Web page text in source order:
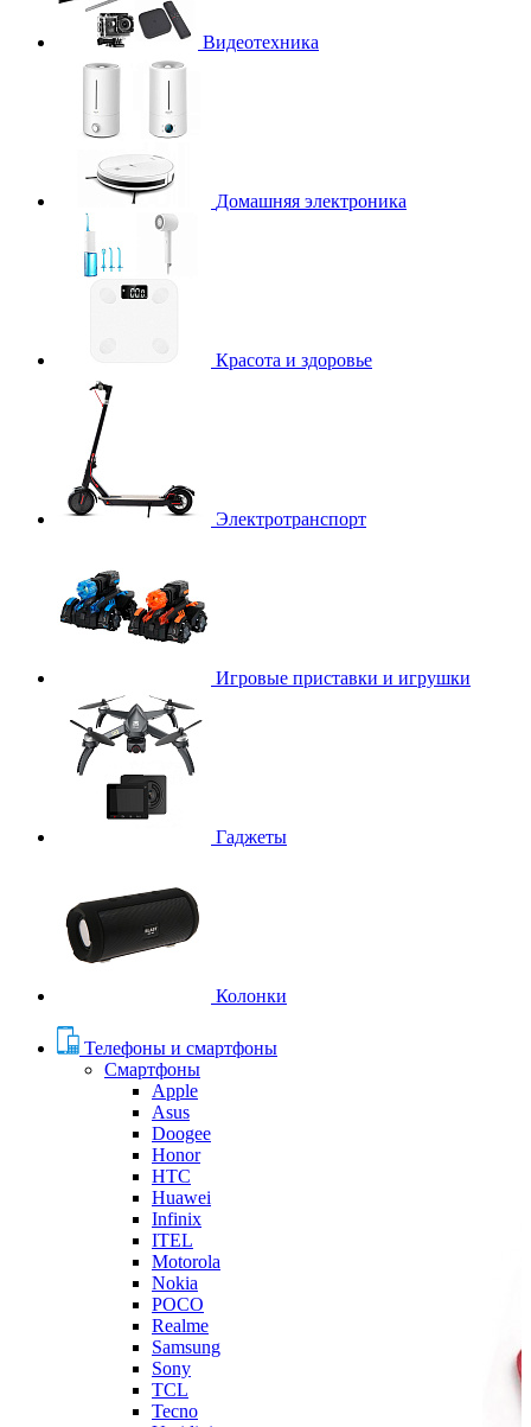
Видеотехника
Домашняя электроника
Красота и здоровье
Электротранспорт
Игровые приставки и игрушки
Гаджеты
Колонки
Телефоны и смартфоны
Смартфоны
Apple
Asus
Doogee
Honor
HTC
Huawei
Infinix
ITEL
Motorola
Nokia
POCO
Realme
Samsung
Sony
TCL
Tecno